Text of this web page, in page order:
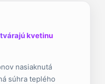
kvetinu
nasiaknutá
súhra teplého